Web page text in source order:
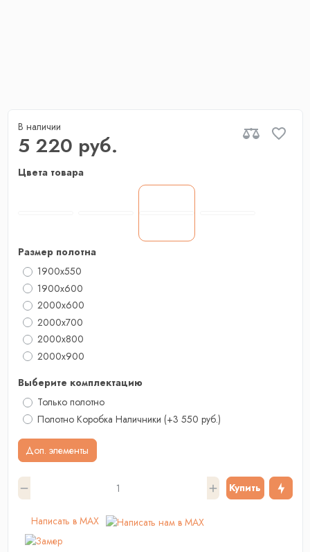
В наличии
5 220 руб.
Цвета товара
Размер полотна
1900x550
1900x600
2000x600
2000x700
2000х800
2000x900
Выберите комплектацию
Только полотно
Полотно Коробка Наличники (+3 550 руб.)
Доп. элементы
Купить
Написать в MAX